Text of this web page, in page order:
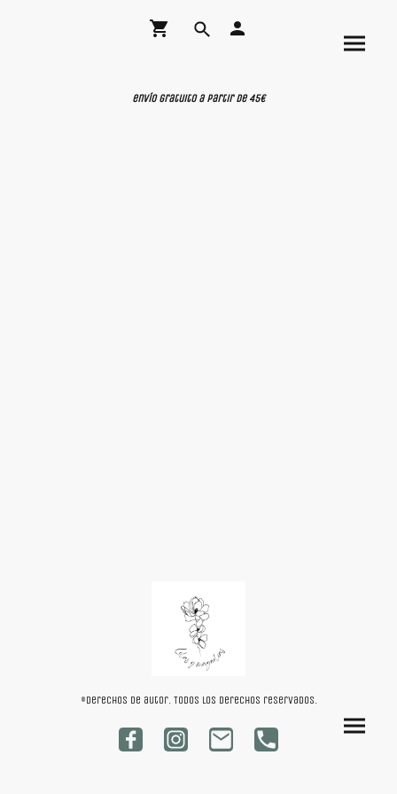
envío gratuito a partir de 45€
©Derechos de autor. Todos los derechos reservados.